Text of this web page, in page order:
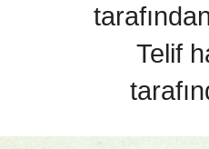
Telif